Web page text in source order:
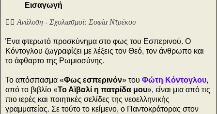
Εισαγωγή
✍🏻 Ανάλυση - Σχολιασμοί: Σοφία Ντρέκου
Ένα φτερωτό προσκύνημα στο φως του Εσπερινού. Ο
Κόντογλου ζωγραφίζει με λέξεις τον Θεό, τον άνθρωπο και
το άφθαρτο της Ρωμιοσύνης.
Το απόσπασμα «Φως εσπερινόν» του Φώτη Κόντογλου,
από το βιβλίο «Το Αϊβαλί η πατρίδα μου», είναι μια από τις
πιο ιερές και ποιητικές σελίδες της νεοελληνικής
γραμματείας. Σε τούτο το κείμενο, ο Παντοκράτορας στον